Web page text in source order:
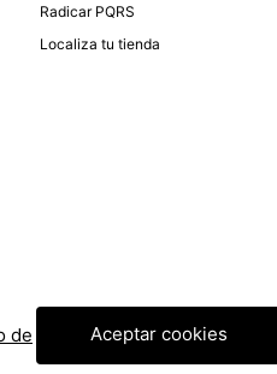
Radicar PQRS
Localiza tu tienda
LOS DERECHOS RESERVADOS.
de
Aceptar cookies